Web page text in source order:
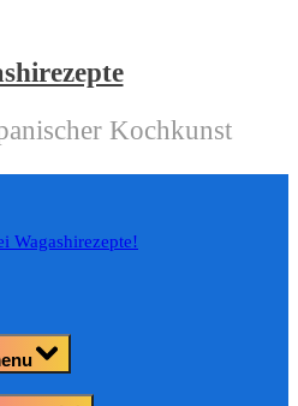
Kochkunst
Wagashirezepte!